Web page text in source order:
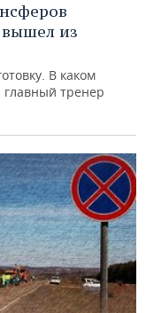
вышел из
В каком
тренер